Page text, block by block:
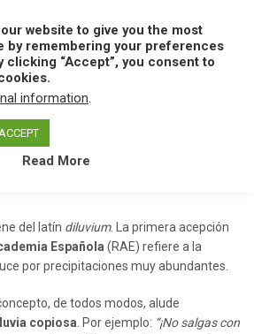
MENU
del latín diluvium. La primera acepción
Española (RAE) refiere a la
por precipitaciones muy abundantes.
de todos modos, alude
lluvia copiosa . Por ejemplo: “¡No salgas con
website to give you the most
by remembering your preferences
clicking “Accept”, you consent to
information.
Read More